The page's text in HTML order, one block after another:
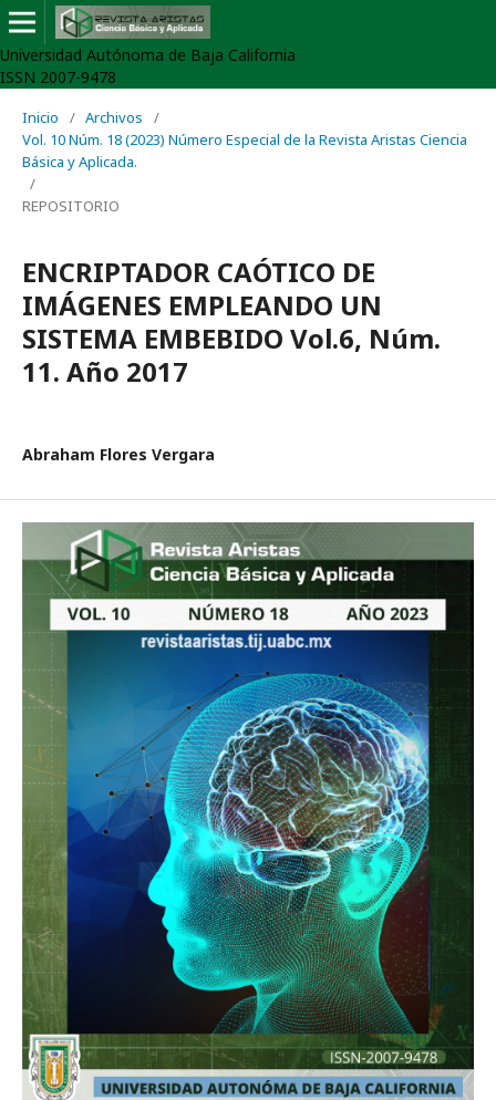
Universidad Autónoma de Baja California
ISSN 2007-9478
Inicio / Archivos
/
Vol. 10 Núm. 18 (2023) Número Especial de la Revista Aristas Ciencia
Básica y Aplicada.
/
REPOSITORIO
ENCRIPTADOR CAÓTICO DE
IMÁGENES EMPLEANDO UN
SISTEMA EMBEBIDO Vol.6, Núm.
11. Año 2017
Abraham Flores Vergara